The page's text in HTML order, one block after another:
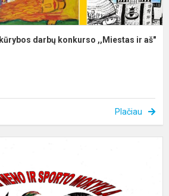
darbų konkurso ,,Miestas ir aš"
Plačiau